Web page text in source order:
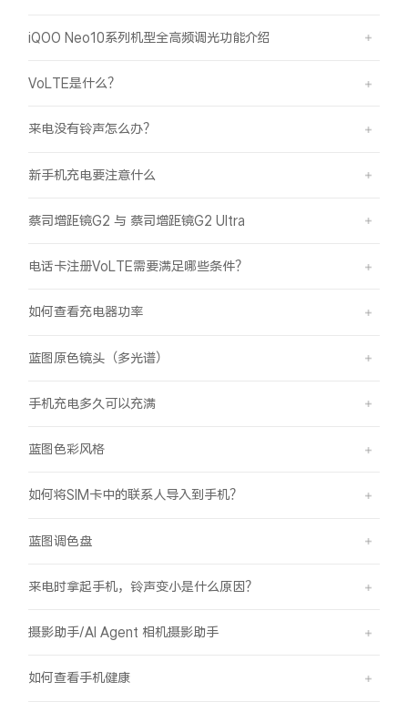
iQOO Neo10系列机型全高频调光功能介绍
VoLTE是什么？
来电没有铃声怎么办？
新手机充电要注意什么
蔡司增距镜G2 与 蔡司增距镜G2 Ultra
电话卡注册VoLTE需要满足哪些条件？
如何查看充电器功率
蓝图原色镜头（多光谱）
手机充电多久可以充满
蓝图色彩风格
如何将SIM卡中的联系人导入到手机？
蓝图调色盘
来电时拿起手机，铃声变小是什么原因？
摄影助手/AI Agent 相机摄影助手
如何查看手机健康